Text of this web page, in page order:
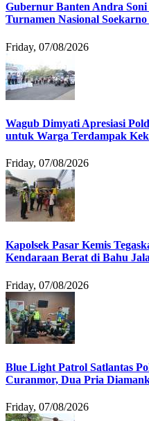
Gubernur Banten Andra
Turnamen Nasional
Friday, 07/08/2026
Wagub Dimyati Apresiasi
untuk Warga Terdampak
Friday, 07/08/2026
Kapolsek Pasar Kemis
Kendaraan Berat di Bahu
Friday, 07/08/2026
Blue Light Patrol Satlantas
Curanmor, Dua Pria
Friday, 07/08/2026